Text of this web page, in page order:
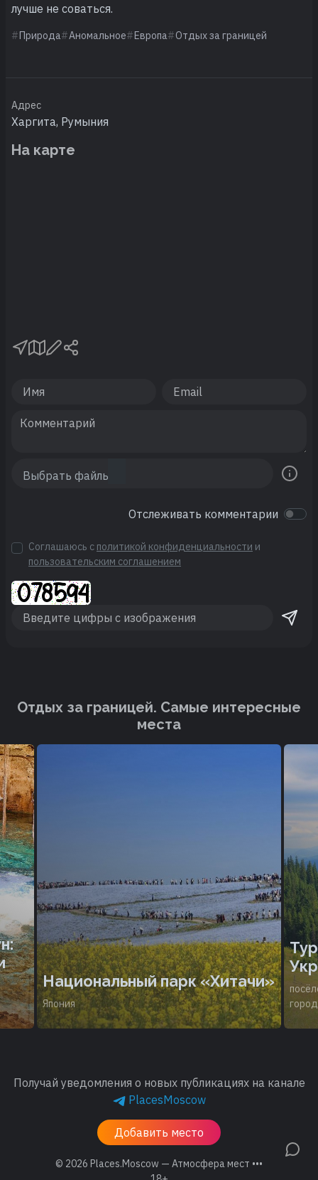
лучше не соваться.
Природа Аномальное Европа Отдых за границей
Адрес
Харгита, Румыния
На карте
Отслеживать комментарии
Соглашаюсь с политикой конфиденциальности и
пользовательским соглашением
Отдых за границей. Cамые интересные
места
Национальный парк «Хитачи»
Япония
Получай уведомления о новых публикациях на канале
PlacesMoscow
Добавить место
© 2026 Places.Moscow — Атмосфера мест •••